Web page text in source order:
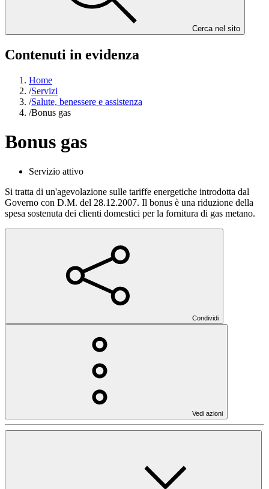
Cerca nel sito
Contenuti in evidenza
Home
/Servizi
/Salute, benessere e assistenza
/Bonus gas
Bonus gas
Servizio attivo
Si tratta di un'agevolazione sulle tariffe energetiche introdotta dal
Governo con D.M. del 28.12.2007. Il bonus è una riduzione della
spesa sostenuta dei clienti domestici per la fornitura di gas metano.
Condividi
Vedi azioni